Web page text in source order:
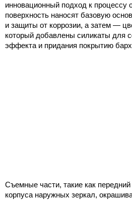
инновационный подход к процессу
поверхность наносят базовую
и защиты от коррозии, а затем —
который добавлены силикаты для
эффекта и придания покрытию
Съемные части, такие как
корпуса наружных зеркал,